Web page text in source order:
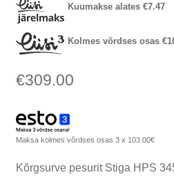
Kuumakse alates €7.47
Kolmes võrdses osas €
€309.00
Maksa kolmes võrdses osas 3 x 103.00€
Kõrgsurve pesurit Stiga HPS